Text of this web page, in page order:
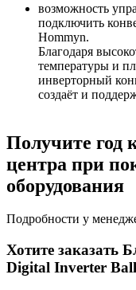
возможность
подключить
Hommyn.
Благодаря
температуры и
инверторный
создаёт и
Получите год
центра при
оборудования
Подробности у
Хотите заказать
Digital Inverter